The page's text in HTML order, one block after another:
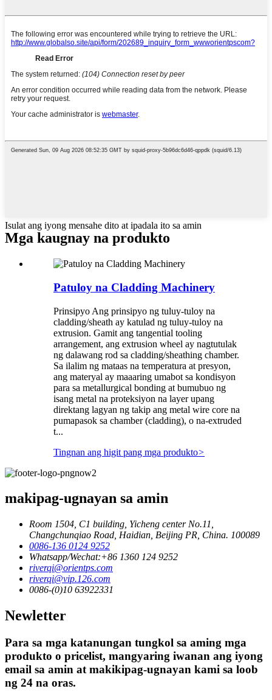
Isulat ang iyong mensahe dito at ipadala ito sa amin
Mga kaugnay na produkto
Patuloy na Cladding Machinery
Prinsipyo Ang prinsipyo ng tuluy-tuloy na
cladding/sheath ay katulad ng tuluy-tuloy na
extrusion. Gamit ang tangential tooling
arrangement, ang extrusion wheel ay nagtutulak
ng dalawang rod sa cladding/sheathing chamber.
Sa ilalim ng mataas na temperatura at presyon,
ang materyal ay maaaring umabot sa kondisyon
para sa metallurgical bonding at bumubuo ng
isang metal na proteksiyon na layer upang
direktang lagyan ng takip ang metal wire core na
pumapasok sa chamber (cladding), o na-extruded
t...
Tingnan ang higit pang mga produkto>
makipag-ugnayan sa amin
Room 1504, C1 building, Yicheng center No.11,
Changchunqiao Road, Haidian, Beijing PR, China. 100089
0086-136 0124 9252
Whatsapp/Wechat:+86 1360 124 9252
riverqi@orientps.com
riverqi@vip.126.com
0086-(0)10 63922331
Newletter
Para sa mga katanungan tungkol sa aming mga
produkto o pricelist, mangyaring iwanan ang iyong
email sa amin at makikipag-ugnayan kami sa loob
ng 24 na oras.